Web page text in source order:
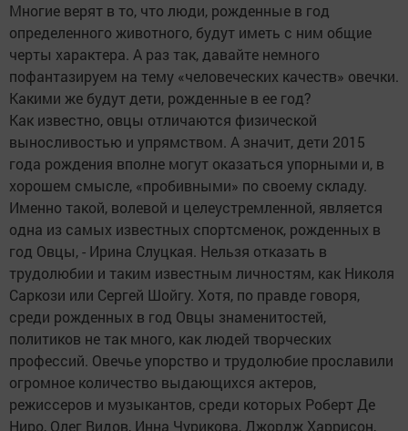
Многие верят в то, что люди, рожденные в год
определенного животного, будут иметь с ним общие
черты характера. А раз так, давайте немного
пофантазируем на тему «человеческих качеств» овечки.
Какими же будут дети, рожденные в ее год?
Как известно, овцы отличаются физической
выносливостью и упрямством. А значит, дети 2015
года рождения вполне могут оказаться упорными и, в
хорошем смысле, «пробивными» по своему складу.
Именно такой, волевой и целеустремленной, является
одна из самых известных спортсменок, рожденных в
год Овцы, - Ирина Слуцкая. Нельзя отказать в
трудолюбии и таким известным личностям, как Николя
Саркози или Сергей Шойгу. Хотя, по правде говоря,
среди рожденных в год Овцы знаменитостей,
политиков не так много, как людей творческих
профессий. Овечье упорство и трудолюбие прославили
огромное количество выдающихся актеров,
режиссеров и музыкантов, среди которых Роберт Де
Ниро, Олег Видов, Инна Чурикова, Джордж Харрисон,